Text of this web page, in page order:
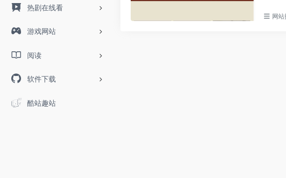
热剧在线看
游戏网站
阅读
软件下载
酷站趣站
网